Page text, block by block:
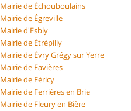
Mairie de Échouboulains
Mairie de Égreville
Mairie d'Esbly
Mairie de Étrépilly
Mairie de Évry Grégy sur Yerre
Mairie de Favières
Mairie de Féricy
Mairie de Ferrières en Brie
Mairie de Fleury en Bière